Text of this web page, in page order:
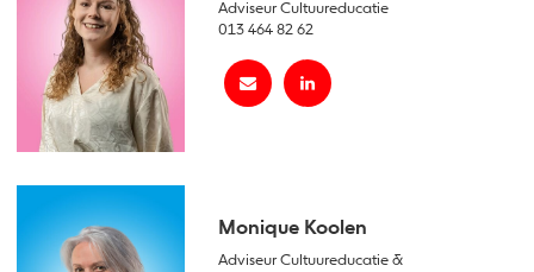
Adviseur Cultuureducatie
013 464 82 62
Monique Koolen
Adviseur Cultuureducatie &